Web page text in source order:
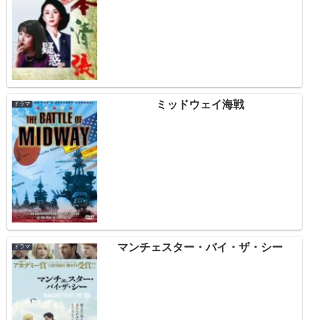
ドラマ ミッドウェイ海戦
ドラマ マンチェスター・バイ・ザ・シー